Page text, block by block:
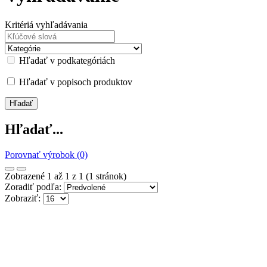
Kritériá vyhľadávania
Hľadať v podkategóriách
Hľadať v popisoch produktov
Hľadať...
Porovnať výrobok (0)
Zobrazené 1 až 1 z 1 (1 stránok)
Zoradiť podľa:
Zobraziť: